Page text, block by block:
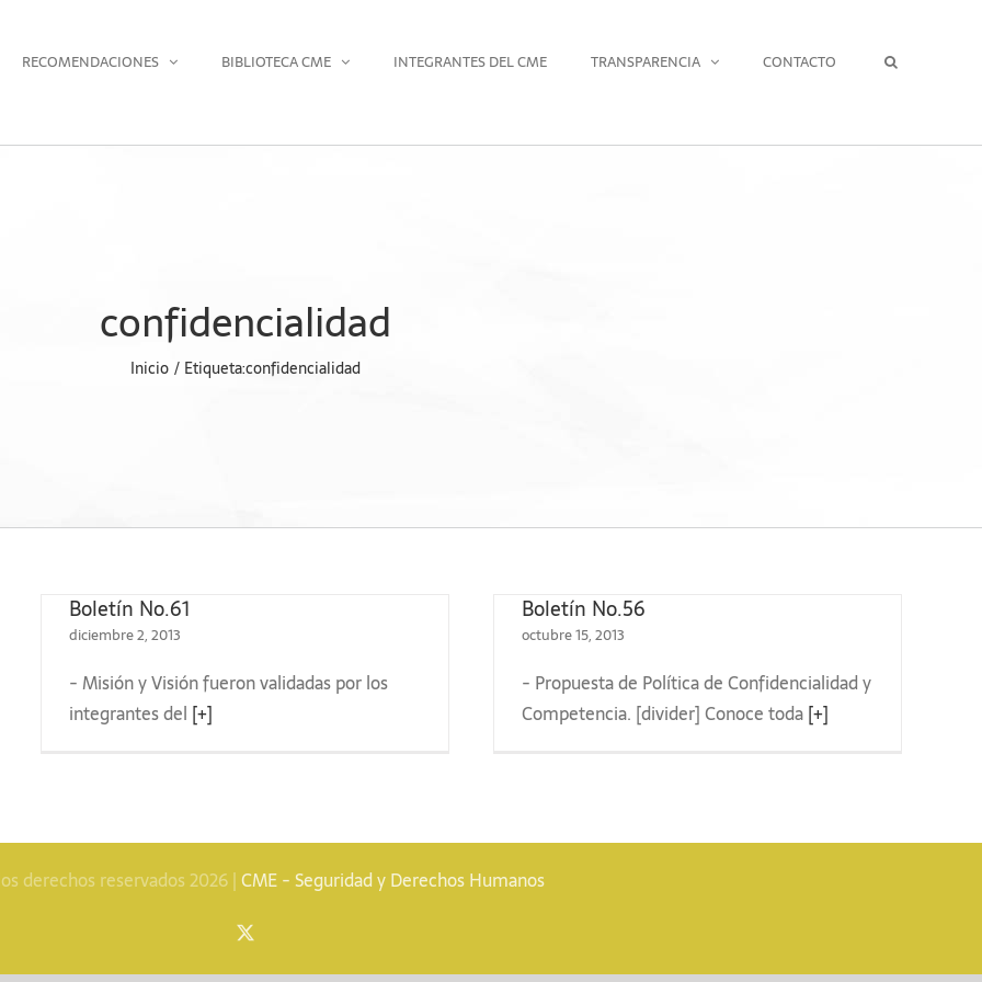
RECOMENDACIONES BIBLIOTECA CME INTEGRANTES DEL CME TRANSPARENCIA CONTACTO
confidencialidad
Inicio Etiqueta:confidencialidad
Boletín No.61
diciembre 2, 2013
- Misión y Visión fueron validadas por los
integrantes del [+]Boletín No.56
Boletín No.56
octubre 15, 2013
- Propuesta de Política de Confidencialidad y
Competencia. [divider] Conoce toda[+]
derechos reservados 2026 |CME - Seguridad y Derechos Humanos